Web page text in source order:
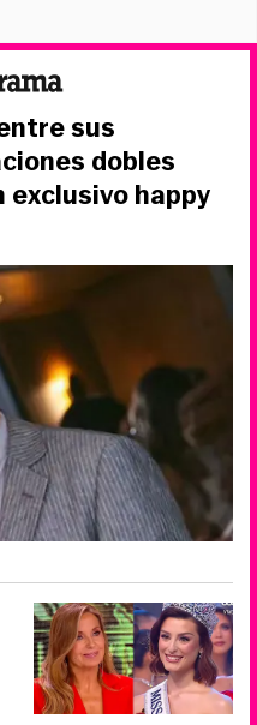
sus
dobles
happy